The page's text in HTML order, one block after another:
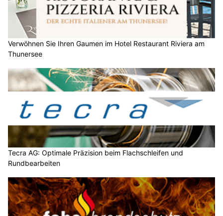
Verwöhnen Sie Ihren Gaumen im Hotel Restaurant Riviera am
Thunersee
Tecra AG: Optimale Präzision beim Flachschleifen und
Rundbearbeiten